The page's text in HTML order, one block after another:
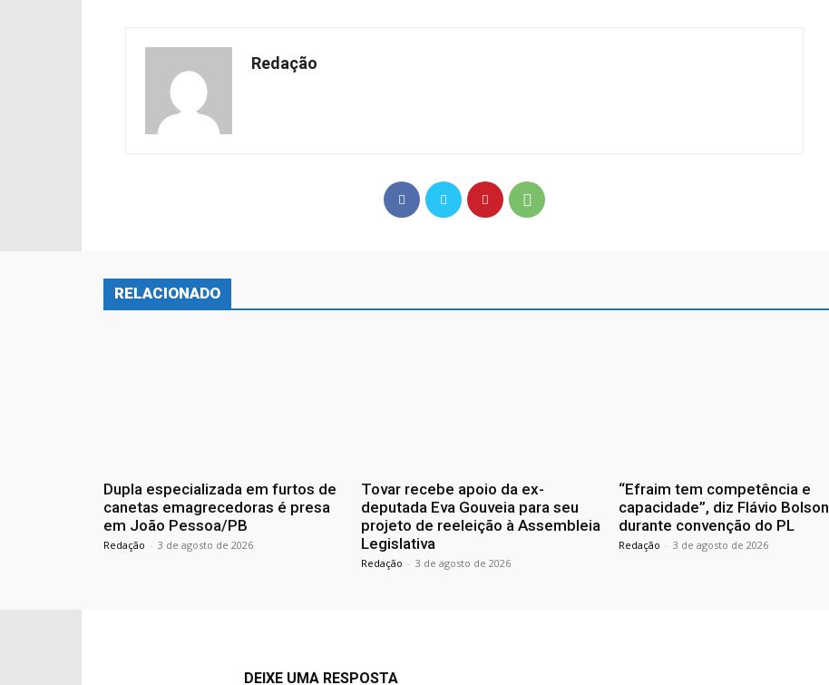
Redação
RELACIONADO
Dupla especializada em furtos de
canetas emagrecedoras é presa
em João Pessoa/PB
Redação - 3 de agosto de 2026
Tovar recebe apoio da ex-
deputada Eva Gouveia para seu
projeto de reeleição à Assembleia
Legislativa
Redação - 3 de agosto de 2026
“Efraim tem competência e
capacidade”, diz Flávio
durante convenção do PL
Redação - 3 de agosto de 2026
DEIXE UMA RESPOSTA